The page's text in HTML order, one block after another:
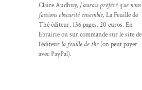
Claire Aud­huy,J’aurais préféré que nous
fas­sions obscu­rité ensem­ble, La Feuille de
Thé édi­teur, 136 pages, 20 euros. En
librairie ou sur com­mande sur le site de
l’éditeur la feuille de the (on peut payer
avec Pay­Pal).